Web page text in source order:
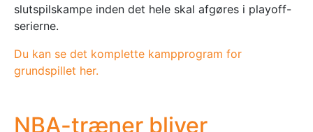
slutspilskampe inden det hele skal afgøres i playoff-
serierne.
Du kan se det komplette kampprogram for
grundspillet her.
NBA-træner bliver